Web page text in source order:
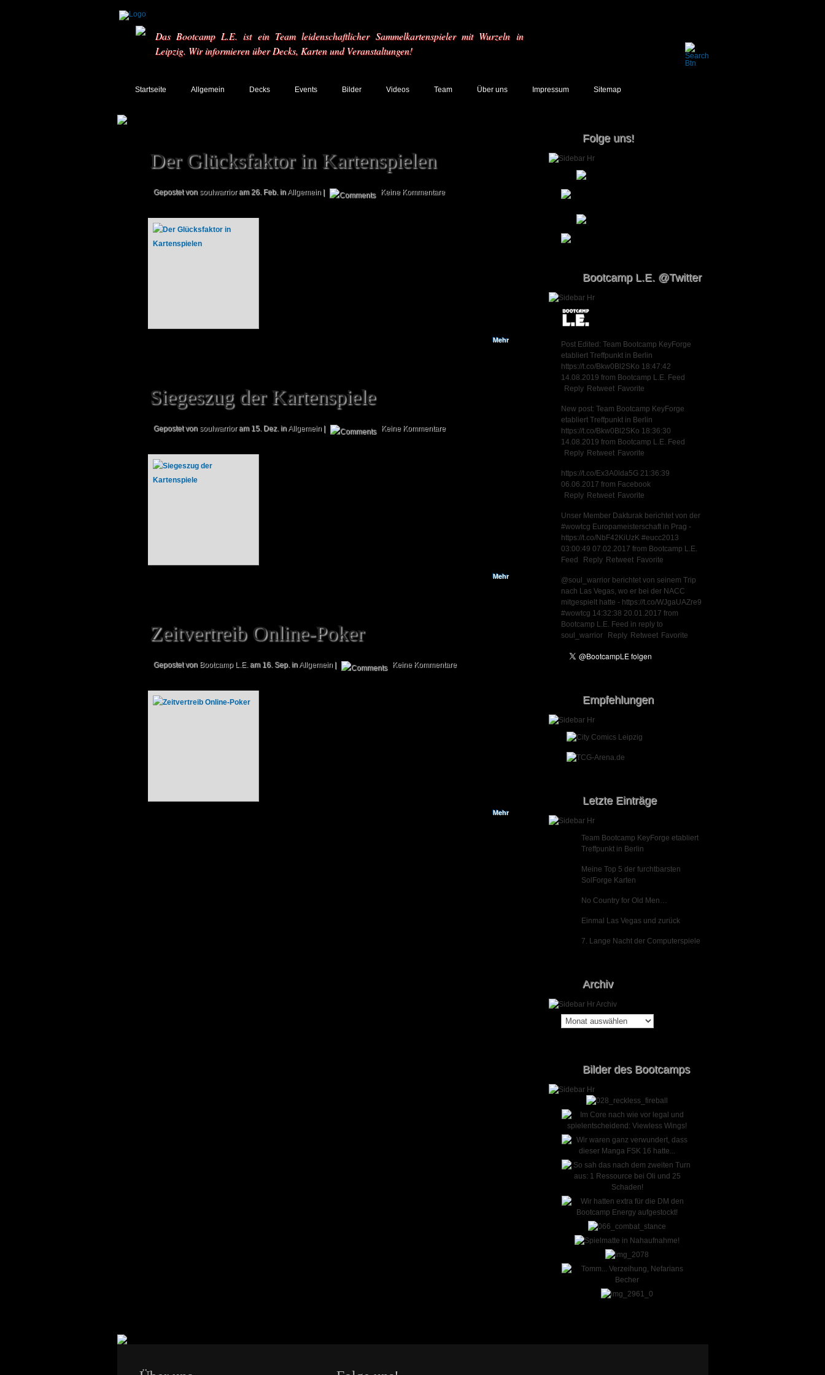
Das Bootcamp L.E. ist ein Team leidenschaftlicher Sammelkartenspieler mit Wurzeln in
Leipzig. Wir informieren über Decks, Karten und Veranstaltungen!
Startseite Allgemein Decks Events Bilder Videos Team Über uns Impressum Sitemap
Der Glücksfaktor in Kartenspielen
Gepostet von soulwarrioram 26. Feb. in Allgemein| Keine Kommentare
Mehr
Siegeszug der Kartenspiele
Gepostet von soulwarrioram 15. Dez. in Allgemein| Keine Kommentare
Mehr
Zeitvertreib Online-Poker
Gepostet von Bootcamp L.E. am 16. Sep. in Allgemein| Keine Kommentare
Mehr
Folge uns!
Bootcamp L.E. @Twitter
Post Edited: Team Bootcamp KeyForge
etabliert Treffpunkt in Berlin
https://t.co/Bkw0Bl2SKo 18:47:42
14.08.2019 from Bootcamp L.E. Feed
Reply Retweet Favorite
New post: Team Bootcamp KeyForge
etabliert Treffpunkt in Berlin
https://t.co/Bkw0Bl2SKo 18:36:30
14.08.2019 from Bootcamp L.E. Feed
Reply Retweet Favorite
https://t.co/Ex3A0lda5G 21:36:39
06.06.2017 from Facebook
Reply Retweet Favorite
Unser Member Dakturak berichtet von der
#wowtcg Europameisterschaft in Prag -
https://t.co/NbF42KiUzK #eucc2013
03:00:49 07.02.2017 from Bootcamp L.E.
Feed
Reply Retweet Favorite
@soul_warriorberichtet von seinem Trip
nach Las Vegas, wo er bei der NACC
mitgespielt hatte - https://t.co/WJgaUAZre9
#wowtcg 14:32:38 20.01.2017 from
Bootcamp L.E. Feed in reply to
soul_warrior
Reply Retweet Favorite
Empfehlungen
Letzte Einträge
Team Bootcamp KeyForge etabliert
Treffpunkt in Berlin
Meine Top 5 der furchtbarsten
SolForge Karten
No Country for Old Men…
Einmal Las Vegas und zurück
7. Lange Nacht der Computerspiele
Archiv
Archiv
Bilder des Bootcamps